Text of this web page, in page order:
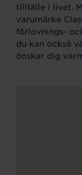
tillfälle i livet.
varumärke
förlovnings-
du kan också
önskar dig